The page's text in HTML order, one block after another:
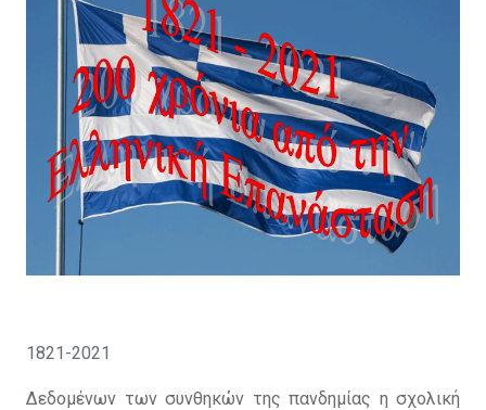
1821-2021
Δεδομένων των συνθηκών της πανδημίας η σχολική